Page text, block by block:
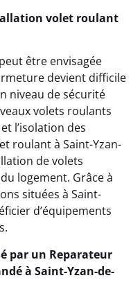
volet roulant
être envisagée
devient difficile
niveau de sécurité
volets roulants
l’isolation des
roulant à Saint-Yzan-
de volets
logement. Grâce à
situées à Saint-
d’équipements
par un Reparateur
à Saint-Yzan-de-